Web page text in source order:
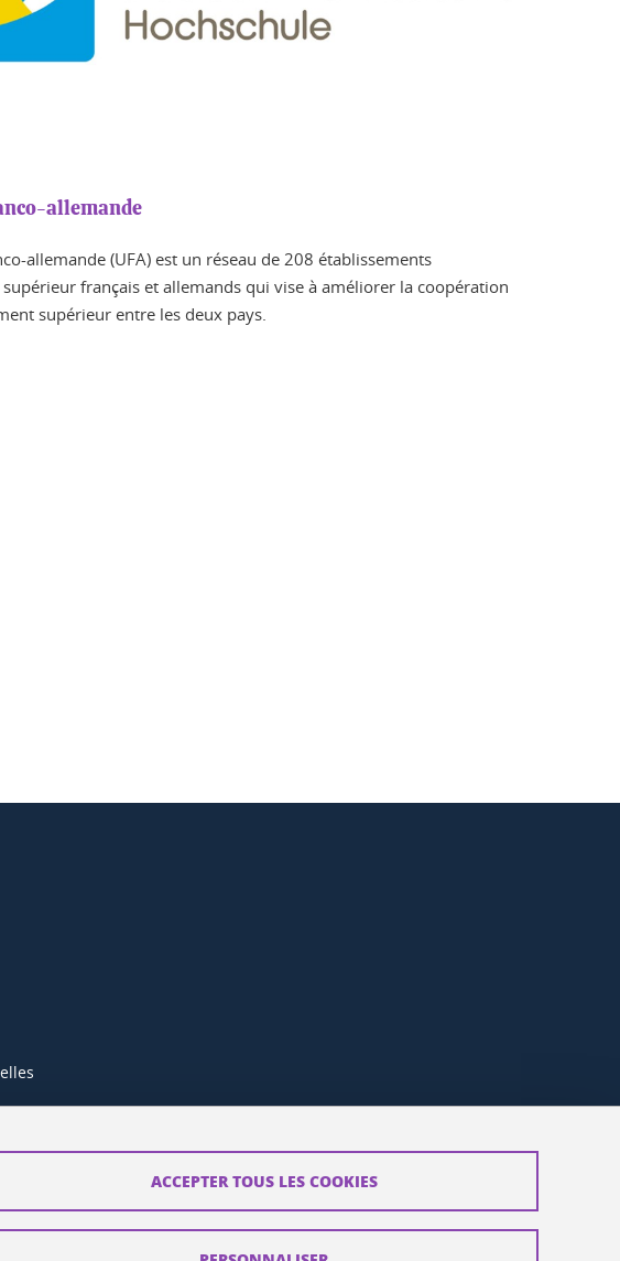
allemande
allemande (UFA) est un réseau de 208 établissements
supérieur français et allemands qui vise à améliorer la coopération
supérieur entre les deux pays.
ACCEPTER TOUS LES COOKIES